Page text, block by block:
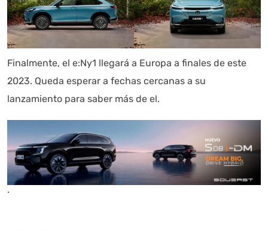
Finalmente, el e:Ny1 llegará a Europa a finales de este
2023. Queda esperar a fechas cercanas a su
lanzamiento para saber más de el.
.